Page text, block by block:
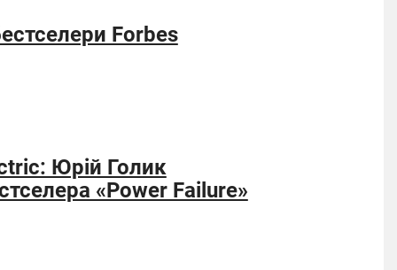
Forbes
Юрій Голик
«Power Failure»